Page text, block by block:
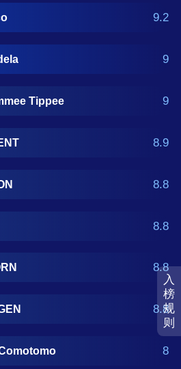
入
榜
规
则
怡/AVENT、贝
、海格
。如果您正
好？那么本安抚用品
选购参考，我们致力
荐口碑最好的安抚用
9.2
9
Tippee 9
8.9
8.8
8.8
8.8
8.8
8